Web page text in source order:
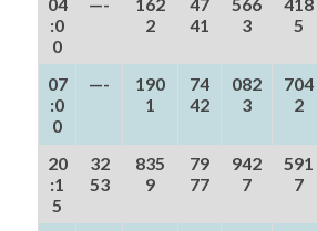
04
:0
0
—-
162
2
47
41
566
3
418
5
07
:0
0
—-
190
1
74
42
082
3
704
2
20
:1
5
32
53
835
9
79
77
942
7
591
7